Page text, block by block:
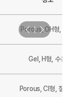
Porous, OH형, 불소
Gel, H형, 수은
Porous, Cl형, 질산